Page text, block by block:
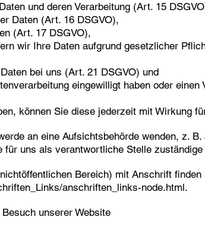
und deren Verarbeitung (Art. 15
Daten (Art. 16 DSGVO),
(Art. 17 DSGVO),
wir Ihre Daten aufgrund gesetzlicher
bei uns (Art. 21 DSGVO) und
eingewilligt haben oder
können Sie diese jederzeit mit Wirkung
an eine Aufsichtsbehörde wenden, z.
für uns als verantwortliche Stelle zuständige
Bereich) mit Anschrift finden
anschriften_links-node.html.
unserer Website